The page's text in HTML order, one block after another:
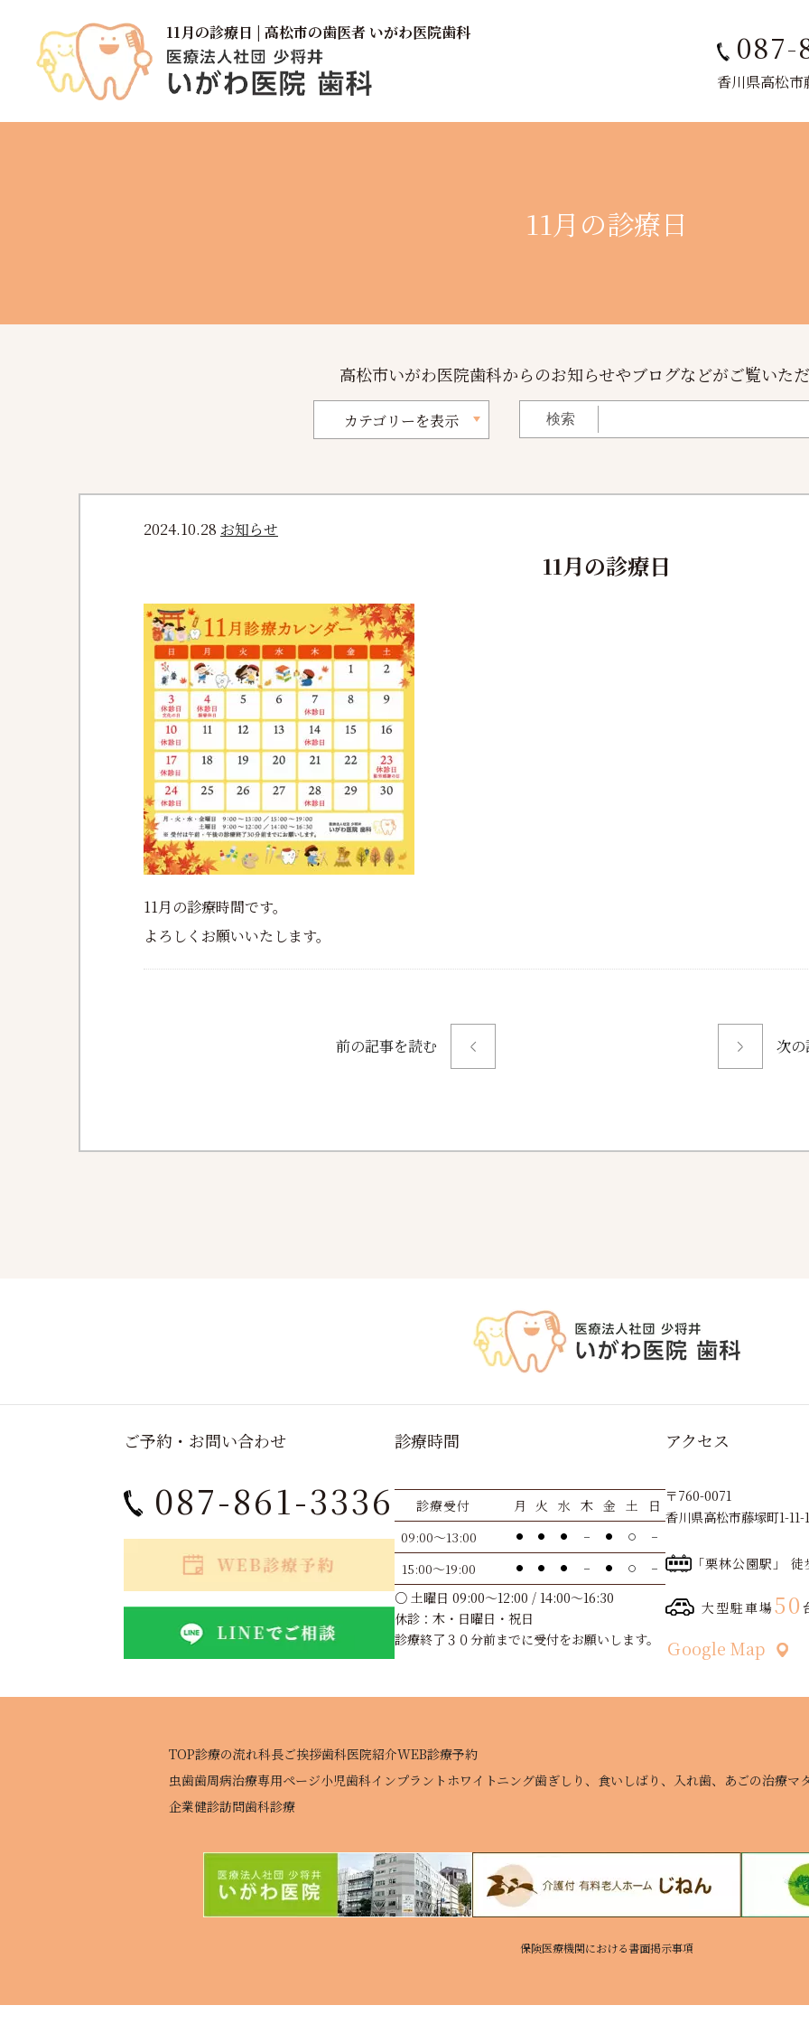
11月の診療日 | 高松市の歯医者 いがわ医院歯科 087-
香川県高松市
11月の診療日
高松市いがわ医院歯科からのお知らせやブログなどがご覧いただ
カテゴリーを表示
2024.10.28 お知らせ
11月の診療日
11月の診療時間です。
よろしくお願いいたします。
前の記事を読む 次
ご予約・お問い合わせ
087-861-3336
診療時間
診療受付 月 火 水 木 金 土
日
09:00～13:00
● ● ● － ● 〇 －
15:00～19:00 ● ● ● － ● 〇 －
○ 土曜日 09:00～12:00 / 14:00～16:30
休診：木・日曜日・祝日
診療終了３０分前までに受付をお願いします。
アクセス
〒760-0071
香川県高松市藤塚町1-11-1
「栗林公園駅」 徒
大型駐車場50
Ｇoogle Map
TOP診療の流れ科長ご挨拶歯科医院紹介WEB診療予約
虫歯歯周病治療専用ページ小児歯科インプラント ホワイトニング歯ぎしり、食いしばり、入れ歯、あごの治療マ
企業健診訪問歯科診療
保険医療機関における書面掲示事項